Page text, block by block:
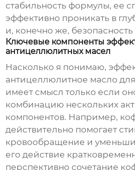
стабильность формулы, ее
эффективно проникать в
и, конечно же,
Ключевые компоненты
антицеллюлитных масел
Насколько я понимаю,
антицеллюлитное масло для
имеет смысл только если
комбинацию нескольких
компонентов. Например,
действительно помогает
кровообращение и
его действие
перспективно сочетание